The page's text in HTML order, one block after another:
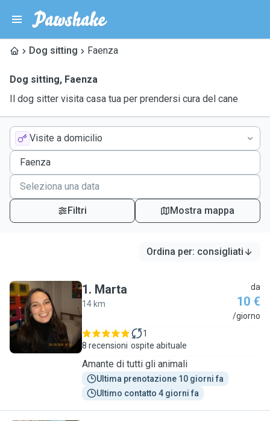
Dog sitting Faenza
Dog sitting, Faenza
Il dog sitter visita casa tua per prendersi cura del cane
Visite a domicilio
Filtri Mostra mappa
Ordina per: consigliati
M
1. Marta
14 km
da
10 €
/giorno
8 recensioni
1
ospite abituale
Amante di tutti gli animali
Ultima prenotazione 10 giorni fa
Ultimo contatto 4 giorni fa